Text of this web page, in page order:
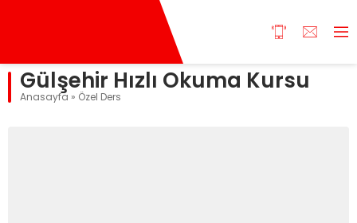
Gülşehir Hızlı Okuma Kursu
Anasayfa » Özel Ders